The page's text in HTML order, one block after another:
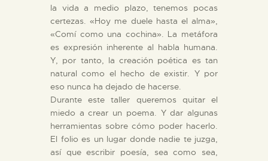
la vida a medio plazo, tenemos pocas
certezas. «Hoy me duele hasta el alma»,
«Comí como una cochina». La metáfora
es expresión inherente al habla humana.
Y, por tanto, la creación poética es tan
natural como el hecho de existir. Y por
eso nunca ha dejado de hacerse.
Durante este taller queremos quitar el
miedo a crear un poema. Y dar algunas
herramientas sobre cómo poder hacerlo.
El folio es un lugar donde nadie te juzga,
así que escribir poesía, sea como sea,